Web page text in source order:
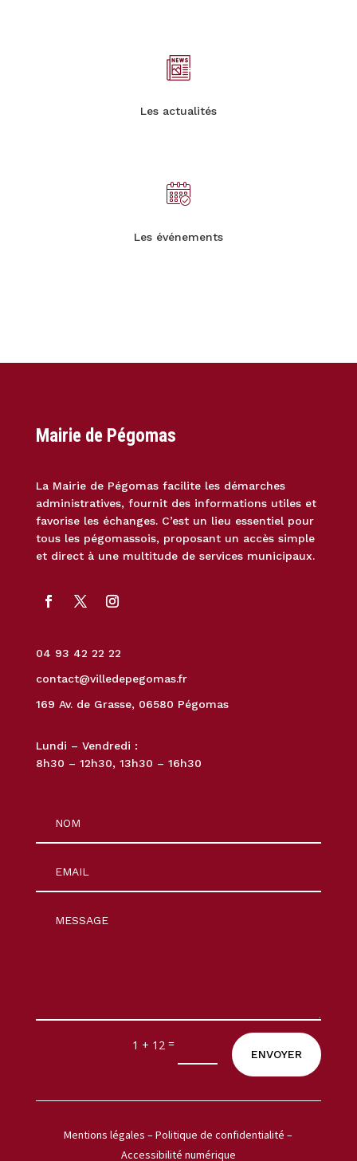
Les actualités
Les événements
Mairie de Pégomas
La Mairie de Pégomas facilite les démarches
administratives, fournit des informations utiles et
favorise les échanges. C’est un lieu essentiel pour
tous les pégomassois, proposant un accès simple
et direct à une multitude de services municipaux.
04 93 42 22 22
contact@villedepegomas.fr
169 Av. de Grasse, 06580 Pégomas
Lundi – Vendredi :
8h30 – 12h30, 13h30 – 16h30
1 + 12 =
ENVOYER
Mentions légales –Politique de confidentialité–
Accessibilité numérique